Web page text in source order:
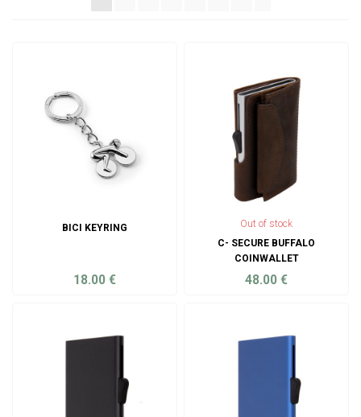
BICI KEYRING
18.00 €
Out of stock
C- SECURE BUFFALO
COINWALLET
48.00€